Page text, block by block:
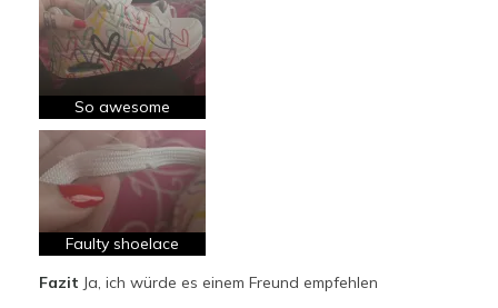
Attractive Design
Breathe Well
Comfortable
Durable
Stylish
Nachteile
So awesome
Faulty shoelace
Fazit Ja, ich würde es einem Freund empfehlen